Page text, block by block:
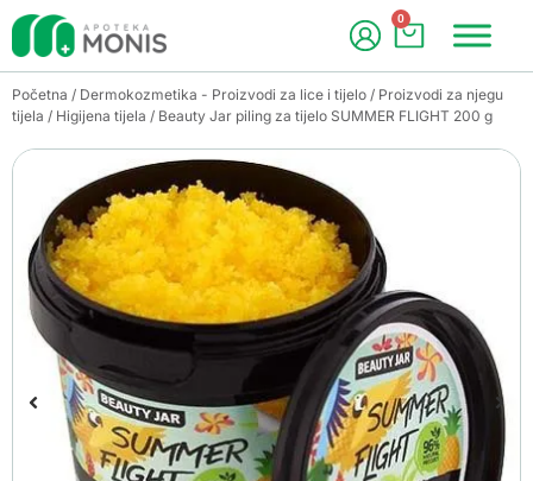
0
Početna / Dermokozmetika - Proizvodi za lice i tijelo / Proizvodi za njegu
tijela / Higijena tijela / Beauty Jar piling za tijelo SUMMER FLIGHT 200 g